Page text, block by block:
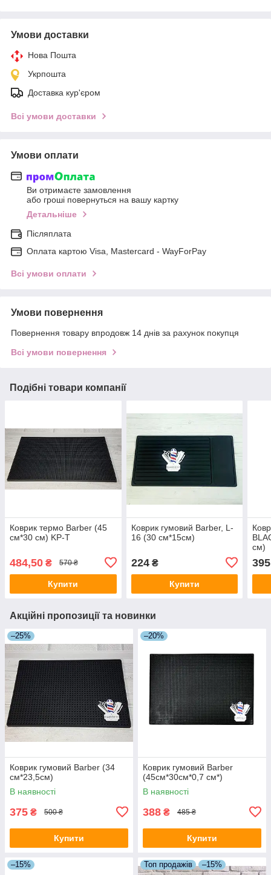
Умови доставки
Нова Пошта
Укрпошта
Доставка кур'єром
Всі умови доставки
Умови оплати
Ви отримаєте замовлення
або гроші повернуться на вашу картку
Детальніше
Післяплата
Оплата картою Visa, Mastercard - WayForPay
Всі умови оплати
Умови повернення
Повернення товару впродовж 14 днів за рахунок покупця
Всі умови повернення
Подібні товари компанії
Коврик термо Barber (45
см*30 см) KP-T
484,50 ₴ 570 ₴
Купити
Коврик гумовий Barber, L-
16 (30 см*15см)
224₴
Купити
см)
395
Акційні пропозиції та новинки
–25%
Коврик гумовий Barber (34
см*23,5см)
В наявності
375 ₴ 500 ₴
Купити
–20%
Коврик гумовий Barber
(45см*30см*0,7 см*)
В наявності
388 ₴ 485 ₴
Купити
–15% Топ продажів –15%